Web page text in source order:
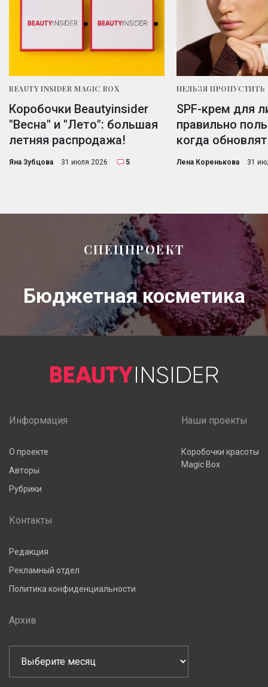
BEAUTY INSIDER MAGIC BOX
Коробочки Beautyinsider
"Весна" и "Лето": большая
летняя распродажа!
Яна Зубцова 31 июля 2026 5
НЕЛЬЗЯ ПРОПУСТИТЬ
SPF-крем для
правильно
когда
Лена Коренькова 31
СПЕЦПРОЕКТ
Бюджетная косметика
Информация
О проекте
Авторы
Рубрики
Наши проекты
Коробочки красоты
Magic Box
Контакты
Редакция
Рекламный отдел
Политика конфиденциальности
Архив